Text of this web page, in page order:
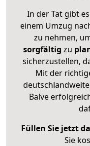
In der Tat gibt
einem Umzug
zu nehmen,
sorgfältig zu
sicherzustellen,
Mit der
Balve
Füllen Sie jetzt
Sie